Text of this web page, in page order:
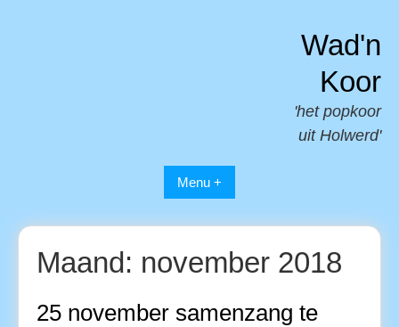
Wad'n
Koor
'het popkoor
uit Holwerd'
Menu +
Maand: november 2018
25 november samenzang te